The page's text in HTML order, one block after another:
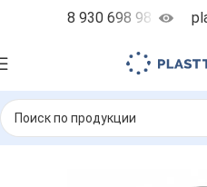
8 930 698 98 38
Пневматические